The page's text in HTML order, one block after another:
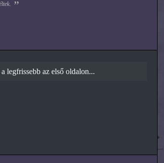
legfrissebb az első oldalon...